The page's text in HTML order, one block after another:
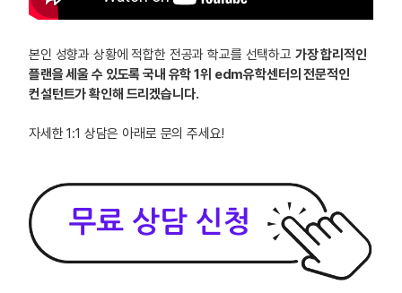
본인 성향과 상황에 적합한 전공과 학교를 선택하고 가장 합리적인
플랜을 세울 수 있도록 국내 유학 1위 edm유학센터의 전문적인
컨설턴트가 확인해 드리겠습니다.
자세한 1:1 상담은 아래로 문의 주세요!